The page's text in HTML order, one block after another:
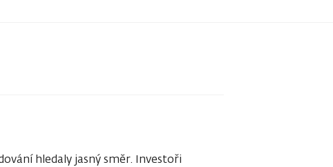
hledaly jasný směr. Investoři